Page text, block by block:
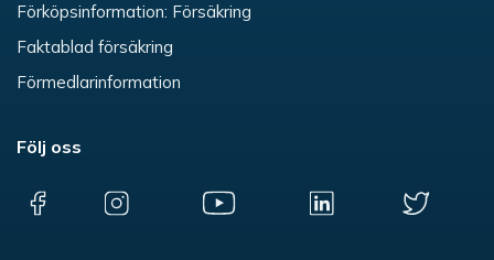
Förköpsinformation: Försäkring
Faktablad försäkring
Förmedlarinformation
Följ oss